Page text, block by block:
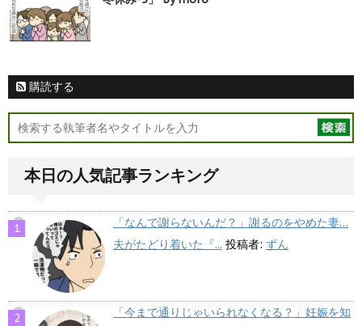
購読する
本日の人気記事ランキング
「なんで謝らないんだ？」謝るのをやめた妻…
夫がたどり着いた『... 投稿者: ずん
「今まで通りじゃいられなくなる？」妊娠を知